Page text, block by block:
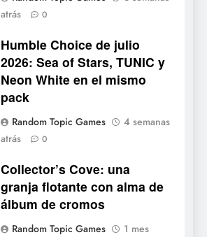
atrás
0
Humble Choice de julio
2026: Sea of Stars, TUNIC y
Neon White en el mismo
pack
Random Topic Games
4 semanas
atrás
0
Collector’s Cove: una
granja flotante con alma de
álbum de cromos
Random Topic Games
1 mes
ya tiene fecha: Capcom
lanza demo gratuita y abre
reservas
No Rest for the Wicked
confirma su versión 1.0 para
NOTICIAS DE VIDEOJUEGOS
Stuntman: Hollywood
devuelve el espectáculo de
la conducción acrobática a
PS5, Xbox Series X|S y PC
NOTICIAS DE VIDEOJUEGOS